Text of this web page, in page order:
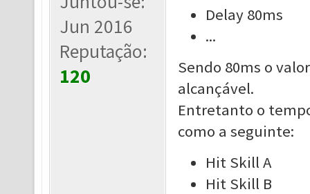
Jun 2016
Reputação:
120
Delay 80ms
...
Sendo 80ms o
alcançável.
Entretanto o
como a seguinte:
Hit Skill A
Hit Skill B